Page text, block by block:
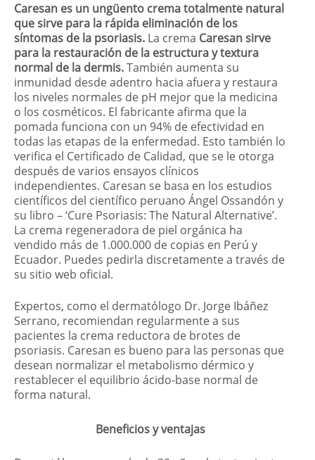
Caresan es un ungüento crema totalmente natural
que sirve para la rápida eliminación de los
síntomas de la psoriasis. La crema Caresan sirve
para la restauración de la estructura y textura
normal de la dermis.También aumenta su
inmunidad desde adentro hacia afuera y restaura
los niveles normales de pH mejor que la medicina
o los cosméticos. El fabricante afirma que la
pomada funciona con un 94% de efectividad en
todas las etapas de la enfermedad. Esto también lo
verifica el Certificado de Calidad, que se le otorga
después de varios ensayos clínicos
independientes. Caresan se basa en los estudios
científicos del científico peruano Ángel Ossandón y
su libro – ‘Cure Psoriasis: The Natural Alternative’.
La crema regeneradora de piel orgánica ha
vendido más de 1.000.000 de copias en Perú y
Ecuador. Puedes pedirla discretamente a través de
su sitio web oficial.
Expertos, como el dermatólogo Dr. Jorge Ibáñez
Serrano, recomiendan regularmente a sus
pacientes la crema reductora de brotes de
psoriasis. Caresan es bueno para las personas que
desean normalizar el metabolismo dérmico y
restablecer el equilibrio ácido-base normal de
forma natural.
Beneficios y ventajas